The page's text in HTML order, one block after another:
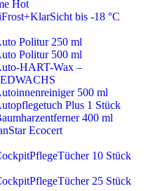
Hot
bis -18 °C
Politur 250 ml
Politur 500 ml
HART-Wax –
500 ml
Plus 1 Stück
400 ml
Ecocert
10 Stück
25 Stück